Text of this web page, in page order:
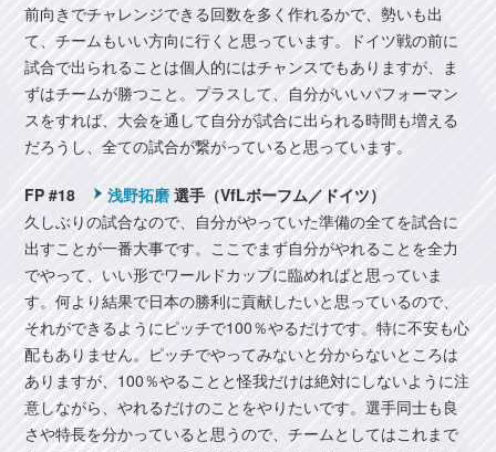
前向きでチャレンジできる回数を多く作れるかで、勢いも出
て、チームもいい方向に行くと思っています。ドイツ戦の前に
試合で出られることは個人的にはチャンスでもありますが、ま
ずはチームが勝つこと。プラスして、自分がいいパフォーマン
スをすれば、大会を通して自分が試合に出られる時間も増える
だろうし、全ての試合が繋がっていると思っています。
FP #18 浅野拓磨 選手（VfLボーフム／ドイツ）
久しぶりの試合なので、自分がやっていた準備の全てを試合に
出すことが一番大事です。ここでまず自分がやれることを全力
でやって、いい形でワールドカップに臨めればと思っていま
す。何より結果で日本の勝利に貢献したいと思っているので、
それができるようにピッチで100％やるだけです。特に不安も心
配もありません。ピッチでやってみないと分からないところは
ありますが、100％やることと怪我だけは絶対にしないように注
意しながら、やれるだけのことをやりたいです。選手同士も良
さや特長を分かっていると思うので、チームとしてはこれまで